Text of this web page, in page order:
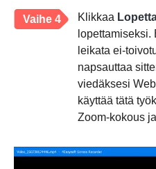
Vaihe 4 Klikkaa
leikata ei-
napsauttaa
viedäksesi
käyttää tätä
Zoom-kokous